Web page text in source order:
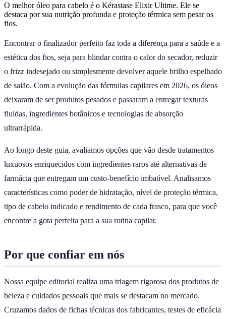
O melhor óleo para cabelo é o Kérastase Elixir Ultime. Ele se
destaca por sua nutrição profunda e proteção térmica sem pesar os
fios.
Encontrar o finalizador perfeito faz toda a diferença para a saúde e a
estética dos fios, seja para blindar contra o calor do secador, reduzir
o frizz indesejado ou simplesmente devolver aquele brilho espelhado
de salão. Com a evolução das fórmulas capilares em 2026, os óleos
deixaram de ser produtos pesados e passaram a entregar texturas
fluidas, ingredientes botânicos e tecnologias de absorção
ultrarrápida.
Ao longo deste guia, avaliamos opções que vão desde tratamentos
luxuosos enriquecidos com ingredientes raros até alternativas de
farmácia que entregam um custo-benefício imbatível. Analisamos
características como poder de hidratação, nível de proteção térmica,
tipo de cabelo indicado e rendimento de cada frasco, para que você
encontre a gota perfeita para a sua rotina capilar.
Por que confiar em nós
Nossa equipe editorial realiza uma triagem rigorosa dos produtos de
beleza e cuidados pessoais que mais se destacam no mercado.
Cruzamos dados de fichas técnicas dos fabricantes, testes de eficácia